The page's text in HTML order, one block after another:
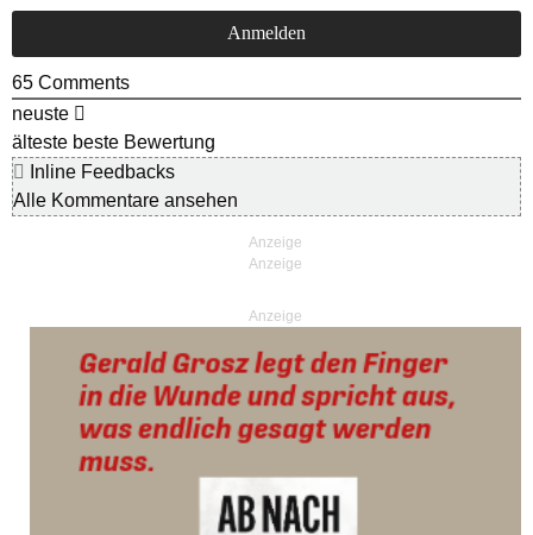
65 Comments
neuste
älteste beste Bewertung
Inline Feedbacks
Alle Kommentare ansehen
Anzeige